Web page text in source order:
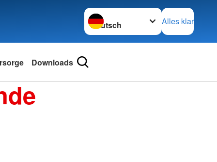
Sprache wechseln zu
Alles klar
Downloads